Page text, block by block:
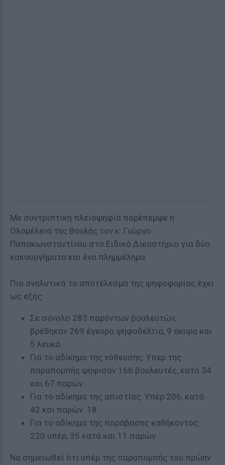
Με συντριπτική πλειοψηφία παρέπεμψε η
Ολομέλεια της Βουλής τον κ. Γιώργο
Παπακωνσταντίνου στο Ειδικό Δικαστήριο για δύο
κακουργήματα και ένα πλημμέλημα.
Πιο αναλυτικά το αποτέλεσμα της ψηφοφορίας έχει
ως εξής:
Σε σύνολο 283 παρόντων βουλευτών,
βρέθηκαν 269 έγκυρα ψηφοδέλτια, 9 άκυρα και
5 λευκά.
Για το αδίκημα της νόθευσης: Υπερ της
παραπομπής ψήφισαν 166 βουλευτές, κατά 34
και 67 παρών
Για το αδίκημα της απιστίας: Υπέρ 206, κατά
42 και παρών 18
Για το αδίκημα της παράβασης καθήκοντος:
220 υπέρ, 35 κατά και 11 παρών
Να σημειωθεί ότι υπέρ της παραπομπής του πρώην